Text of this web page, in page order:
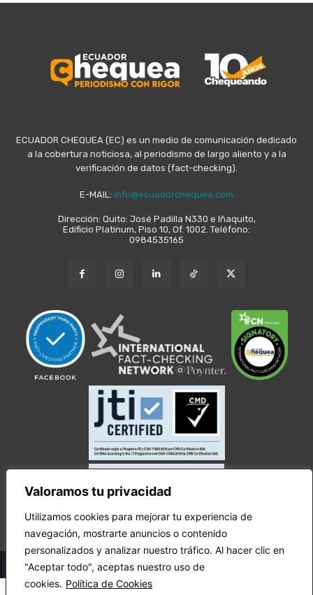
Valoramos tu privacidad
Utilizamos cookies para mejorar tu experiencia de
navegación, mostrarte anuncios o contenido
personalizados y analizar nuestro tráfico. Al hacer clic en
"Aceptar todo", aceptas nuestro uso de
cookies. Política de Cookies
ECUADOR CHEQUEA (EC) es un medio de comunicación dedicado
a la cobertura noticiosa, al periodismo de largo aliento y a la
verificación de datos (fact-checking).
E-MAIL: info@ecuadorchequea.com
Dirección: Quito: José Padilla N330 e Iñaquito,
Edificio Platinum, Piso 10, Of. 1002. Teléfono:
0984535165
© Copyright Ecuador Chequea 2025.